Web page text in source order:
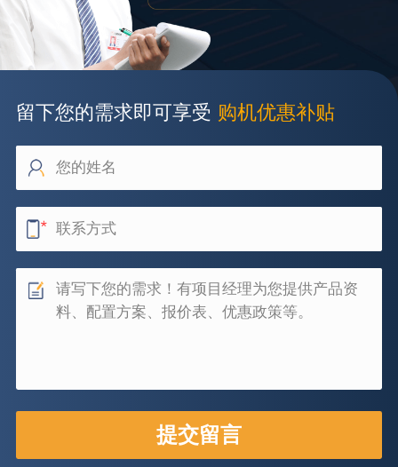
留下您的需求即可享受 购机优惠补贴